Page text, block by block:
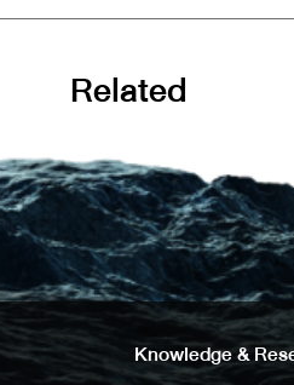
Related
Knowledge &